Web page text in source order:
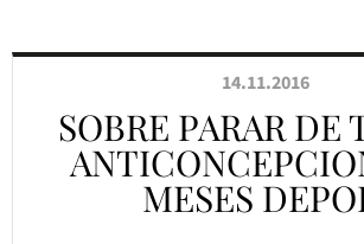
14.11.2016
SOBRE PARAR DE
MESES